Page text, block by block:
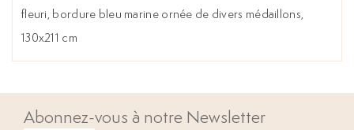
fleuri, bordure bleu marine ornée de divers médaillons,
130x211 cm
Abonnez-vous à notre Newsletter